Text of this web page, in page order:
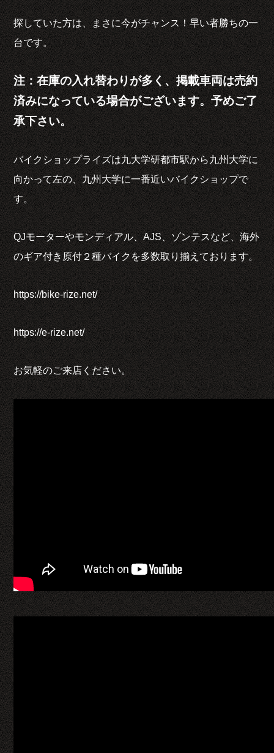
探していた方は、まさに今がチャンス！早い者勝ちの一
台です。
注：在庫の入れ替わりが多く、掲載車両は売約
済みになっている場合がございます。予めご了
承下さい。
バイクショップライズは九大学研都市駅から九州大学に
向かって左の、九州大学に一番近いバイクショップで
す。
QJモーターやモンディアル、AJS、ゾンテスなど、海外
のギア付き原付２種バイクを多数取り揃えております。
https://bike-rize.net/
https://e-rize.net/
お気軽のご来店ください。